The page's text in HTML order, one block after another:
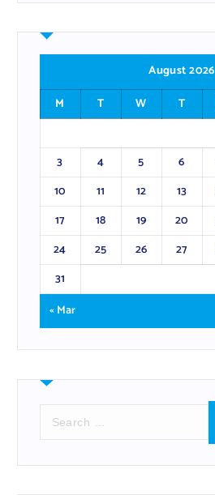
August 2026
M
T W T
3
4 5 6
10
11 12 13
17
18 19 20
24
25 26 27
31
« Mar
r